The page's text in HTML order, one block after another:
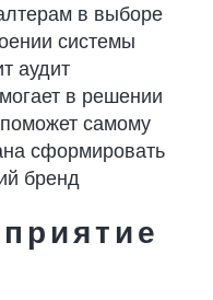
в выборе
системы
аудит
в решении
самому
сформировать
бренд